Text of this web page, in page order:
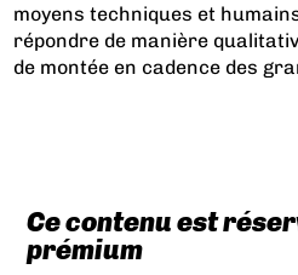
moyens techniques et
répondre de manière
de montée en cadence des
Ce contenu est
prémium